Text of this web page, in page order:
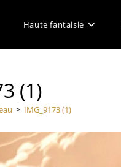
Haute fantaisie
(1)
> IMG_9173 (1)